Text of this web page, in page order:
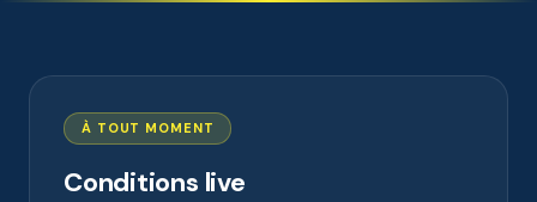
À TOUT MOMENT
Conditions live